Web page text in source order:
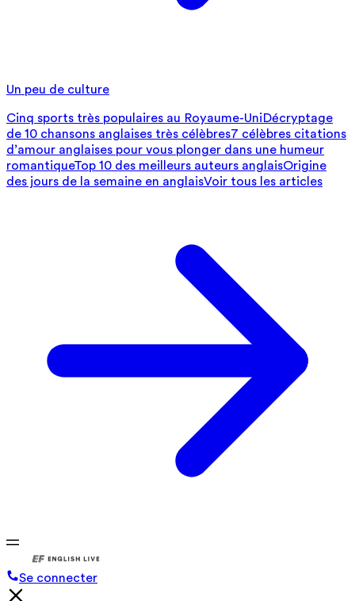
Un peu de culture
Cinq sports très populaires au Royaume-UniDécryptage
de 10 chansons anglaises très célèbres7 célèbres citations
d’amour anglaises pour vous plonger dans une humeur
romantiqueTop 10 des meilleurs auteurs anglaisOrigine
des jours de la semaine en anglaisVoir tous les articles
Se connecter